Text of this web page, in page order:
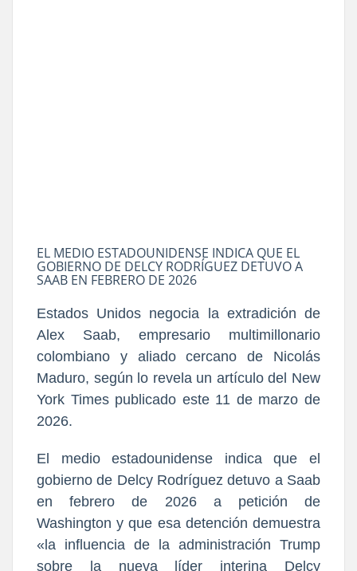
EL MEDIO ESTADOUNIDENSE INDICA QUE EL
GOBIERNO DE DELCY RODRÍGUEZ DETUVO A
SAAB EN FEBRERO DE 2026
Estados Unidos negocia la extradición de
Alex Saab, empresario multimillonario
colombiano y aliado cercano de Nicolás
Maduro, según lo revela un artículo del New
York Times publicado este 11 de marzo de
2026.
El medio estadounidense indica que el
gobierno de Delcy Rodríguez detuvo a Saab
en febrero de 2026 a petición de
Washington y que esa detención demuestra
«la influencia de la administración Trump
sobre la nueva líder interina Delcy